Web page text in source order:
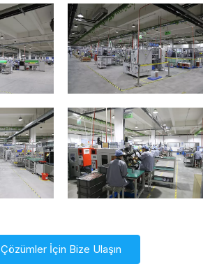
Çözümler İçin Bize Ulaşın